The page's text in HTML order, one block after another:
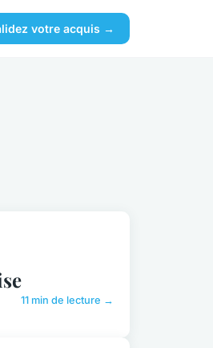
votre acquis →
11 min de lecture →